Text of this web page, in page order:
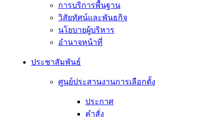
การบริการพื้นฐาน
วิสัยทัศน์และพันธกิจ
นโยบายผู้บริหาร
อํานาจหน้าที่
ประชาสัมพันธ์
ศูนย์ประสานงานการเลือกตั้ง
ประกาศ
คำสั่ง